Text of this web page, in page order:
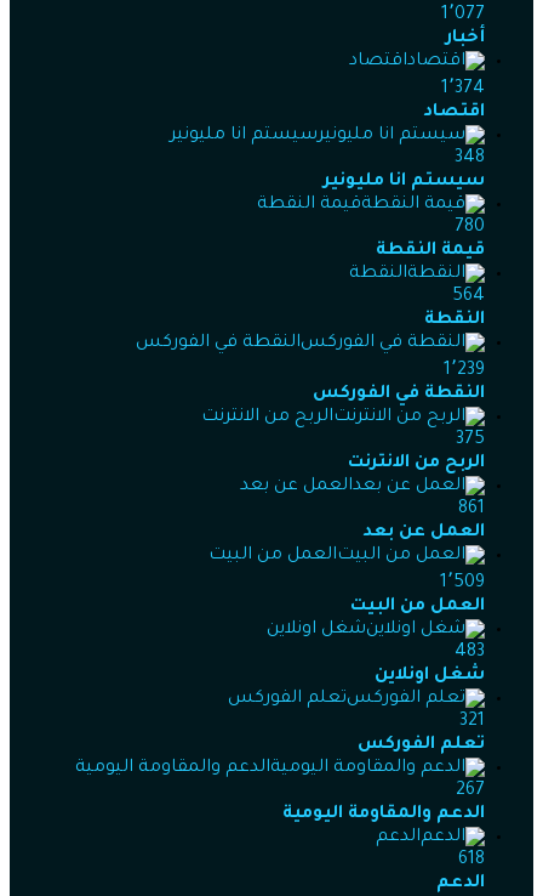
1٬077
أخبار
اقتصاد
1٬374
اقتصاد
سيستم انا مليونير
348
سيستم انا مليونير
قيمة النقطة
780
قيمة النقطة
النقطة
564
النقطة
النقطة في الفوركس
1٬239
النقطة في الفوركس
الربح من الانترنت
375
الربح من الانترنت
العمل عن بعد
861
العمل عن بعد
العمل من البيت
1٬509
العمل من البيت
شغل اونلاين
483
شغل اونلاين
تعلم الفوركس
321
تعلم الفوركس
الدعم والمقاومة اليومية
267
الدعم والمقاومة اليومية
الدعم
618
الدعم